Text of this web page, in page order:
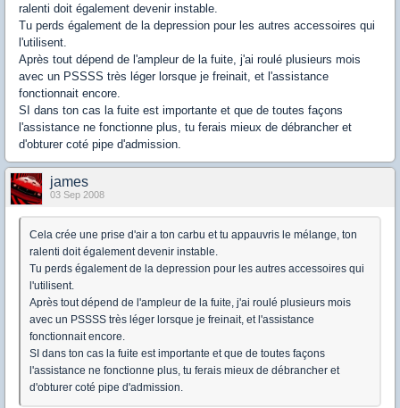
ralenti doit également devenir instable.
Tu perds également de la depression pour les autres accessoires qui
l'utilisent.
Après tout dépend de l'ampleur de la fuite, j'ai roulé plusieurs mois
avec un PSSSS très léger lorsque je freinait, et l'assistance
fonctionnait encore.
SI dans ton cas la fuite est importante et que de toutes façons
l'assistance ne fonctionne plus, tu ferais mieux de débrancher et
d'obturer coté pipe d'admission.
james
03 Sep 2008
Cela crée une prise d'air a ton carbu et tu appauvris le mélange, ton
ralenti doit également devenir instable.
Tu perds également de la depression pour les autres accessoires qui
l'utilisent.
Après tout dépend de l'ampleur de la fuite, j'ai roulé plusieurs mois
avec un PSSSS très léger lorsque je freinait, et l'assistance
fonctionnait encore.
SI dans ton cas la fuite est importante et que de toutes façons
l'assistance ne fonctionne plus, tu ferais mieux de débrancher et
d'obturer coté pipe d'admission.